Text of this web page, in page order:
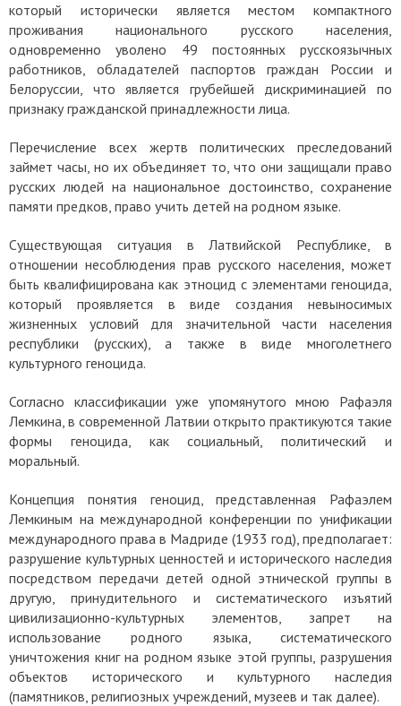
который исторически является местом компактного
проживания национального русского населения,
одновременно уволено 49 постоянных русскоязычных
работников, обладателей паспортов граждан России и
Белоруссии, что является грубейшей дискриминацией по
признаку гражданской принадлежности лица.
Перечисление всех жертв политических преследований
займет часы, но их объединяет то, что они защищали право
русских людей на национальное достоинство, сохранение
памяти предков, право учить детей на родном языке.
Существующая ситуация в Латвийской Республике, в
отношении несоблюдения прав русского населения, может
быть квалифицирована как этноцид с элементами геноцида,
который проявляется в виде создания невыносимых
жизненных условий для значительной части населения
республики (русских), а также в виде многолетнего
культурного геноцида.
Согласно классификации уже упомянутого мною Рафаэля
Лемкина, в современной Латвии открыто практикуются такие
формы геноцида, как социальный, политический и
моральный.
Концепция понятия геноцид, представленная Рафаэлем
Лемкиным на международной конференции по унификации
международного права в Мадриде (1933 год), предполагает:
разрушение культурных ценностей и исторического наследия
посредством передачи детей одной этнической группы в
другую, принудительного и систематического изъятий
цивилизационно-культурных элементов, запрет на
использование родного языка, систематического
уничтожения книг на родном языке этой группы, разрушения
объектов исторического и культурного наследия
(памятников, религиозных учреждений, музеев и так далее).